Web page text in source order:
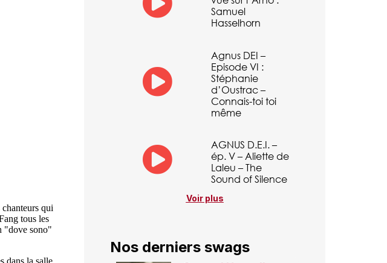
Samuel
Hasselhorn
Agnus DEI –
Episode VI :
Stéphanie
d’Oustrac –
Connais-toi toi
même
AGNUS D.E.I. –
ép. V – Aliette de
Laleu – The
Sound of Silence
Voir plus
Nos derniers swags